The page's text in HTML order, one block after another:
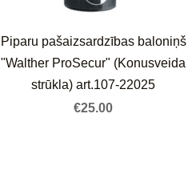
Piparu pašaizsardzības baloniņš
"Walther ProSecur" (Konusveida
strūkla) art.107-22025
€25.00